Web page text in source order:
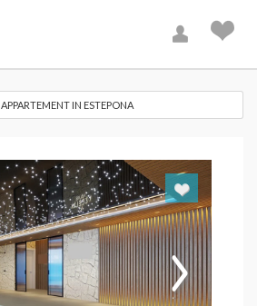
APPARTEMENT IN ESTEPONA